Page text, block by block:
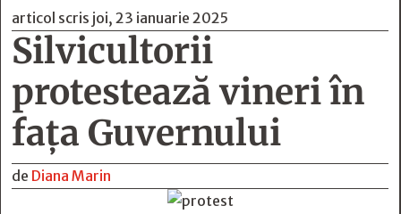
articol scris joi, 23 ianuarie 2025
Silvicultorii
protestează vineri în
fața Guvernului
de Diana Marin